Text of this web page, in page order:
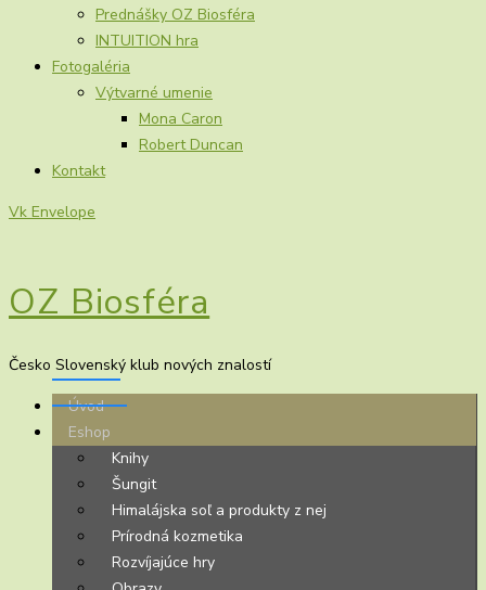
Prednášky OZ Biosféra
INTUITION hra
Fotogaléria
Výtvarné umenie
Mona Caron
Robert Duncan
Kontakt
Vk Envelope
OZ Biosféra
Česko Slovenský klub nových znalostí
Úvod
Eshop
Knihy
Šungit
Himalájska soľ a produkty z nej
Prírodná kozmetika
Rozvíjajúce hry